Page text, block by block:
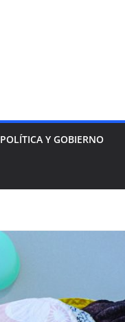
POLÍTICA Y GOBIERNO